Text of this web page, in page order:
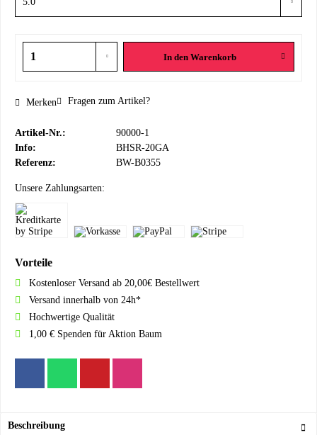
In den Warenkorb
Merken Fragen zum Artikel?
Artikel-Nr.:
90000-1
Info:
BHSR-20GA
Referenz:
BW-B0355
Unsere Zahlungsarten:
Vorteile
Kostenloser Versand ab 20,00€ Bestellwert
Versand innerhalb von 24h*
Hochwertige Qualität
1,00 € Spenden für Aktion Baum
Beschreibung